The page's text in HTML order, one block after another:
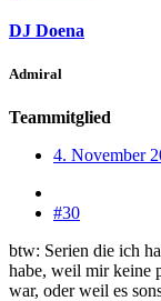
DJ Doena
Admiral
Teammitglied
4. November
#30
btw: Serien die ich
habe, weil mir keine
war, oder weil es